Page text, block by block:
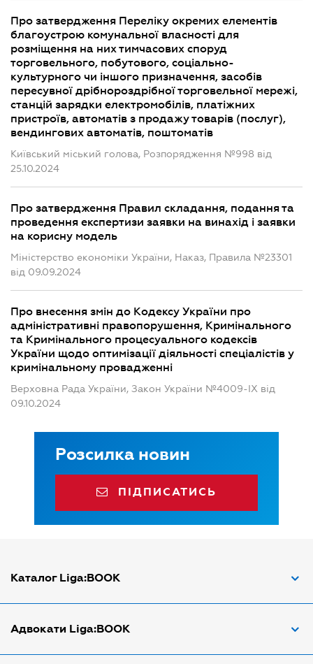
Про затвердження Переліку окремих елементів
благоустрою комунальної власності для
розміщення на них тимчасових споруд
торговельного, побутового, соціально-
культурного чи іншого призначення, засобів
пересувної дрібнороздрібної торговельної мережі,
станцій зарядки електромобілів, платіжних
пристроїв, автоматів з продажу товарів (послуг),
вендингових автоматів, поштоматів
Київський міський голова, Розпорядження №998 від
25.10.2024
Про затвердження Правил складання, подання та
проведення експертизи заявки на винахід і заявки
на корисну модель
Міністерство економіки України, Наказ, Правила №23301
від 09.09.2024
Про внесення змін до Кодексу України про
адміністративні правопорушення, Кримінального
та Кримінального процесуального кодексів
України щодо оптимізації діяльності спеціалістів у
кримінальному провадженні
Верховна Рада України, Закон України №4009-IX від
09.10.2024
Розсилка новин
ПІДПИСАТИСЬ
Каталог Liga:BOOK
Адвокат по ДТП
Адвокати Liga:BOOK